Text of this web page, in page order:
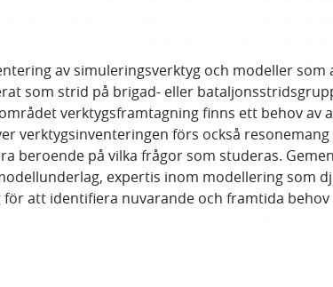
av simuleringsverktyg och modeller
som strid på brigad- eller
verktygsframtagning finns ett behov
verktygsinventeringen förs också
beroende på vilka frågor som studeras.
expertis inom modellering som
att identifiera nuvarande och framtida